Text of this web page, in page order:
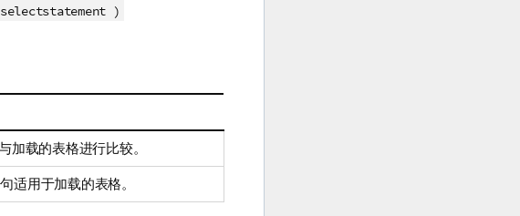
selectstatement )
加载的表格进行比较。
适用于加载的表格。